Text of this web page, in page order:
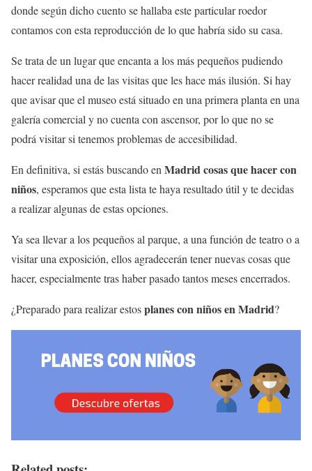
donde según dicho cuento se hallaba este particular roedor
contamos con esta reproducción de lo que habría sido su casa.
Se trata de un lugar que encanta a los más pequeños pudiendo
hacer realidad una de las visitas que les hace más ilusión. Si hay
que avisar que el museo está situado en una primera planta en una
galería comercial y no cuenta con ascensor, por lo que no se
podrá visitar si tenemos problemas de accesibilidad.
En definitiva, si estás buscando en Madrid cosas que hacer con
niños, esperamos que esta lista te haya resultado útil y te decidas
a realizar algunas de estas opciones.
Ya sea llevar a los pequeños al parque, a una función de teatro o a
visitar una exposición, ellos agradecerán tener nuevas cosas que
hacer, especialmente tras haber pasado tantos meses encerrados.
¿Preparado para realizar estosplanes con niños en Madrid?